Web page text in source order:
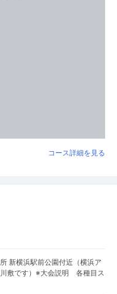
コース詳細を見る
新横浜駅前公園付近（横浜ア
敷です）※大会説明 各種目ス